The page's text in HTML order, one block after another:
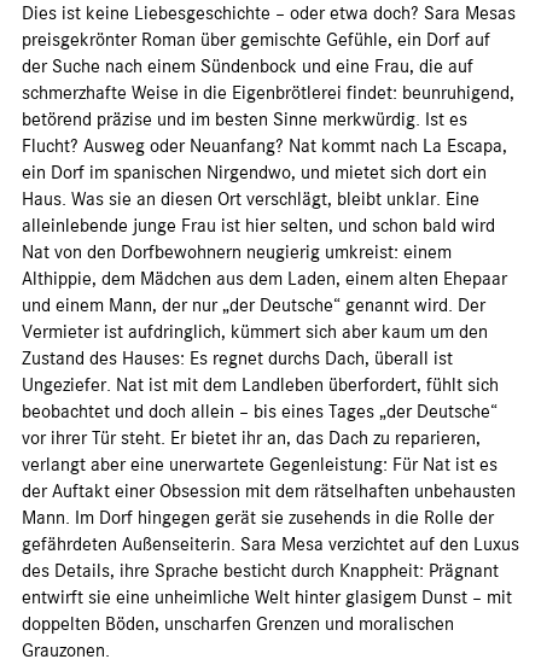
Dies ist keine Liebesgeschichte – oder etwa doch? Sara Mesas
preisgekrönter Roman über gemischte Gefühle, ein Dorf auf
der Suche nach einem Sündenbock und eine Frau, die auf
schmerzhafte Weise in die Eigenbrötlerei findet: beunruhigend,
betörend präzise und im besten Sinne merkwürdig. Ist es
Flucht? Ausweg oder Neuanfang? Nat kommt nach La Escapa,
ein Dorf im spanischen Nirgendwo, und mietet sich dort ein
Haus. Was sie an diesen Ort verschlägt, bleibt unklar. Eine
alleinlebende junge Frau ist hier selten, und schon bald wird
Nat von den Dorfbewohnern neugierig umkreist: einem
Althippie, dem Mädchen aus dem Laden, einem alten Ehepaar
und einem Mann, der nur „der Deutsche“ genannt wird. Der
Vermieter ist aufdringlich, kümmert sich aber kaum um den
Zustand des Hauses: Es regnet durchs Dach, überall ist
Ungeziefer. Nat ist mit dem Landleben überfordert, fühlt sich
beobachtet und doch allein – bis eines Tages „der Deutsche“
vor ihrer Tür steht. Er bietet ihr an, das Dach zu reparieren,
verlangt aber eine unerwartete Gegenleistung: Für Nat ist es
der Auftakt einer Obsession mit dem rätselhaften unbehausten
Mann. Im Dorf hingegen gerät sie zusehends in die Rolle der
gefährdeten Außenseiterin. Sara Mesa verzichtet auf den Luxus
des Details, ihre Sprache besticht durch Knappheit: Prägnant
entwirft sie eine unheimliche Welt hinter glasigem Dunst – mit
doppelten Böden, unscharfen Grenzen und moralischen
Grauzonen.